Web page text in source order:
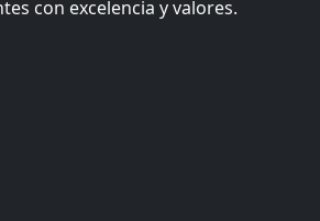
con excelencia y valores.